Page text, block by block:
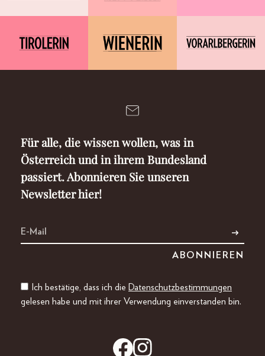
Für alle, die wissen wollen, was in
Österreich und in ihrem Bundesland
passiert. Abonnieren Sie unseren
Newsletter hier!
Ich bestätige, dass ich die Datenschutzbestimmungen
gelesen habe und mit ihrer Verwendung einverstanden bin.